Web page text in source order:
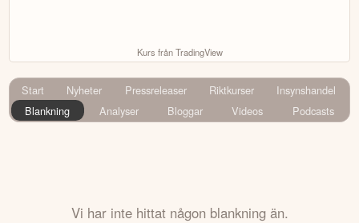
Kurs från TradingView
Start Nyheter Pressreleaser Riktkurser
Insynshandel
Blankning
Analyser Bloggar Videos Podcasts
Vi har inte hittat någon blankning än.